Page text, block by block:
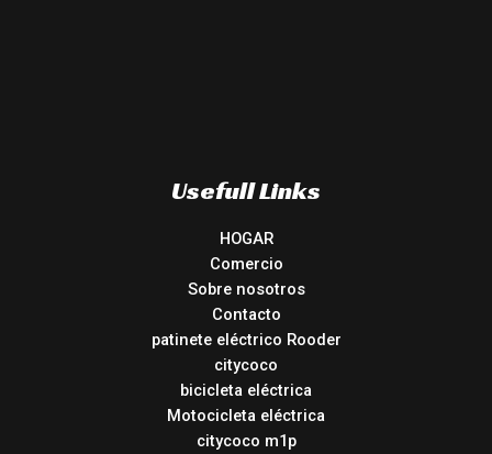
Usefull Links
HOGAR
Comercio
Sobre nosotros
Contacto
patinete eléctrico Rooder
citycoco
bicicleta eléctrica
Motocicleta eléctrica
citycoco m1p